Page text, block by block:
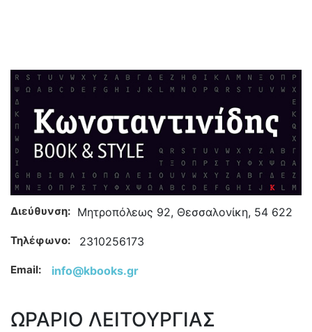
Διεύθυνση: Μητροπόλεως 92, Θεσσαλονίκη, 54 622
Τηλέφωνο: 2310256173
Email: info@kbooks.gr
ΩΡΑΡΙΟ ΛΕΙΤΟΥΡΓΙΑΣ